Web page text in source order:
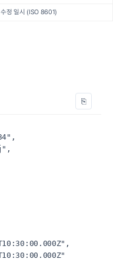
수정 일시 (ISO 8601)
⎘